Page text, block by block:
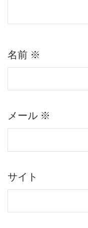
名前 ※
メール ※
サイト